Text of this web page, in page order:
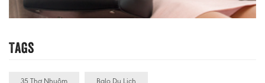
Tags